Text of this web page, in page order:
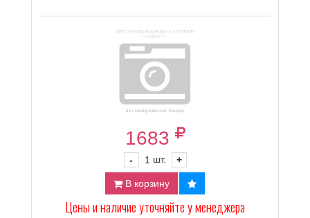
1683
- 1 шт. +
В корзину
Цены и наличие уточняйте у менеджера